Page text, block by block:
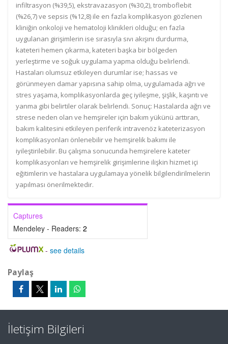
infiltrasyon (%39,5), ekstravazasyon (%30,2), tromboflebit
(%26,7) ve sepsis (%12,8) ile en fazla komplikasyon gözlenen
kliniğin onkoloji ve hematoloji klinikleri olduğu; en fazla
uygulanan girişimlerin ise sırasıyla sıvı akışını durdurma,
kateteri hemen çıkarma, kateteri başka bir bölgeden
yerleştirme ve soğuk uygulama yapma olduğu belirlendi.
Hastaları olumsuz etkileyen durumlar ise; hassas ve
görünmeyen damar yapısına sahip olma, uygulamada ağrı ve
stres yaşama, komplikasyonlarda geç iyileşme, şişlik, kaşıntı ve
yanma gibi belirtiler olarak belirlendi. Sonuç: Hastalarda ağrı ve
strese neden olan ve hemşireler için bakım yükünü arttıran,
bakım kalitesini etkileyen periferik intravenöz kateterizasyon
komplikasyonları önlenebilir ve hemşirelik bakımı ile
iyileştirilebilir. Bu çalışma sonucunda hemşirelere kateter
komplikasyonları ve hemşirelik girişimlerine ilişkin hizmet içi
eğitimlerin ve hastalara uygulamaya yönelik bilgilendirilmelerin
yapılması önerilmektedir.
Captures
Mendeley - Readers: 2
- see details
Paylaş
İletişim Bilgileri